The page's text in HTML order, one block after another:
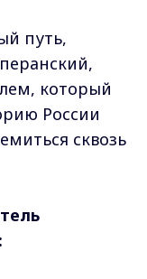
путь,
который
России
сквозь